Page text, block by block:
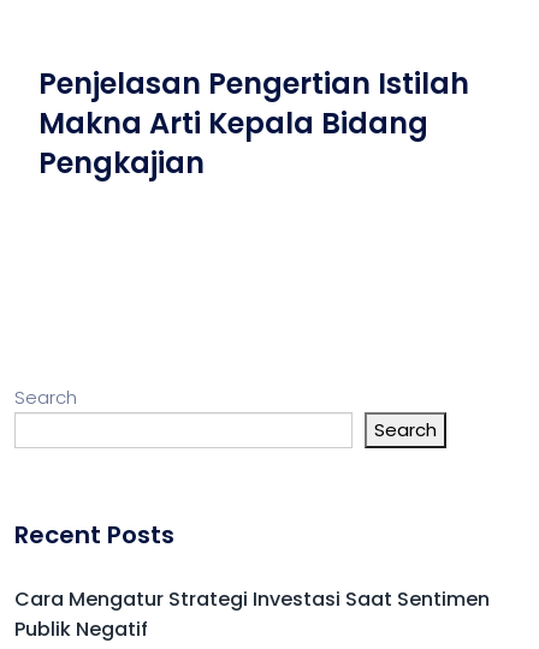
Penjelasan Pengertian Istilah
Makna Arti Kepala Bidang
Pengkajian
Search
Search
Recent Posts
Cara Mengatur Strategi Investasi Saat Sentimen
Publik Negatif